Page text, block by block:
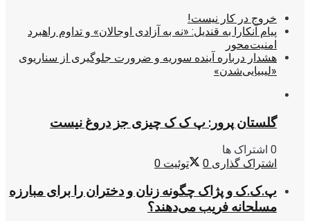
خروج در کار نیست!
پیام آنکارا به قندیل: «نه به آزادی اوجالان» و تداوم راهبرد
امنیت‌محور
هشدار درباره آینده سوریه و ضرورت جلوگیری از سناریوی
«لیبیایی‌شدن»
گلستان پرور: پ ک ک چیزی جز دروغ نیست
0 اشتراک ها
اشتراک گذاری 0 توئیت 0
پ.ک.ک و پژاک چگونه زنان و دختران را برای مبارزه
مسلحانه فریب می‌دهند؟